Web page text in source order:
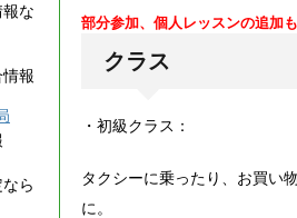
部分参加、個人レッスンの追加も
クラス
・初級クラス：
タクシーに乗ったり、お買い
に。
な
報
ら